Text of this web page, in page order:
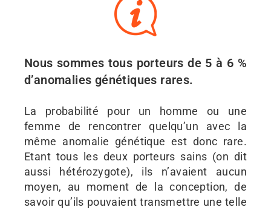
Nous sommes tous porteurs de 5 à 6 %
d’anomalies génétiques rares.
La probabilité pour un homme ou une
femme de rencontrer quelqu’un avec la
même anomalie génétique est donc rare.
Etant tous les deux porteurs sains (on dit
aussi hétérozygote), ils n’avaient aucun
moyen, au moment de la conception, de
savoir qu’ils pouvaient transmettre une telle